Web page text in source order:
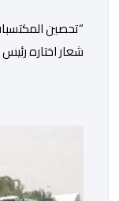
“تحصين
شعار اختاره
حملت ألحت على
التوظيف إلا